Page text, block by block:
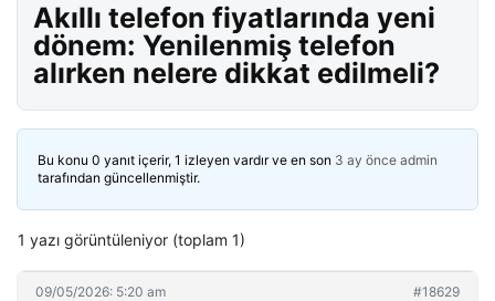
Akıllı telefon fiyatlarında yeni
dönem: Yenilenmiş telefon
alırken nelere dikkat edilmeli?
Bu konu 0 yanıt içerir, 1 izleyen vardır ve en son 3 ay önce admin
tarafından güncellenmiştir.
1 yazı görüntüleniyor (toplam 1)
09/05/2026: 5:20 am #18629